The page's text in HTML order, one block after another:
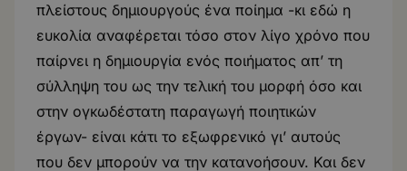
πλείστους δημιουργούς ένα ποίημα -κι εδώ η
ευκολία αναφέρεται τόσο στον λίγο χρόνο που
παίρνει η δημιουργία ενός ποιήματος απ’ τη
σύλληψη του ως την τελική του μορφή όσο και
στην ογκωδέστατη παραγωγή ποιητικών
έργων- είναι κάτι το εξωφρενικό γι’ αυτούς
που δεν μπορούν να την κατανοήσουν. Και δεν